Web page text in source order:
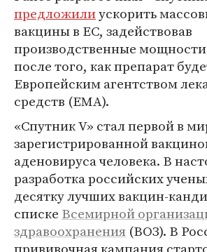
предложилиускорить
вакцины в ЕС, задействовав
производственные
после того, как препарат
Европейским агентством
средств (EMA).
«Спутник V» стал первой в
зарегистрированной
аденовируса человека. В
разработка российских
десятку лучших вакцин-
списке Всемирной
здравоохранения (ВОЗ). В